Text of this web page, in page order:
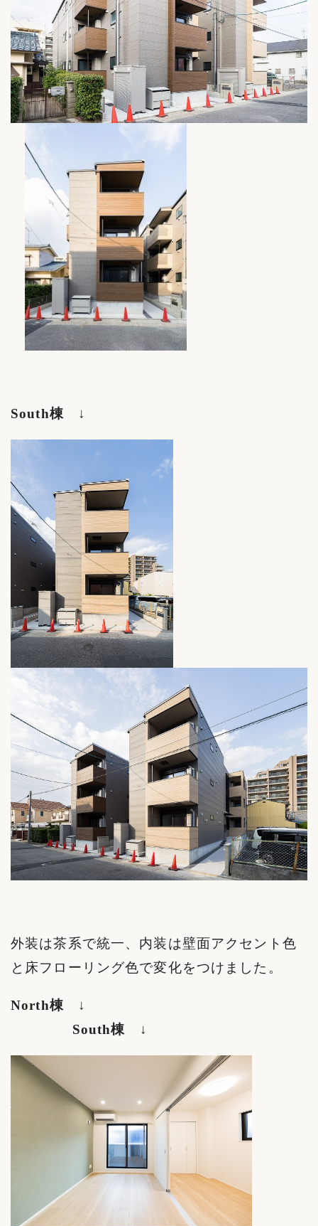
South棟 ↓
外装は茶系で統一、内装は壁面アクセント色
と床フローリング色で変化をつけました。
North棟 ↓
South棟 ↓